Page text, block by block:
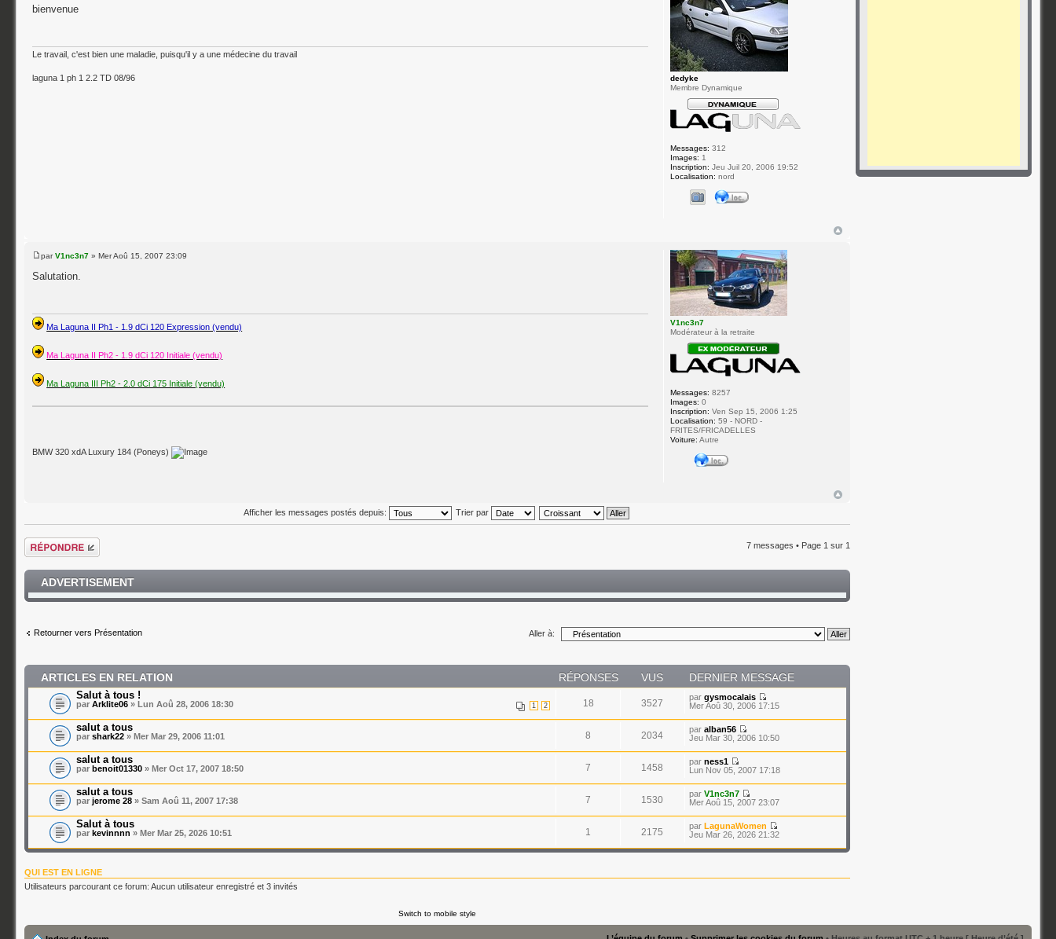
bienvenue
Le travail, c'est bien une maladie, puisqu'il y a une médecine du travail
laguna 1 ph 1 2.2 TD 08/96
dedyke
Membre Dynamique
Messages: 312
Images: 1
Inscription: Jeu Juil 20, 2006 19:52
Localisation: nord
parV1nc3n7 » Mer Aoû 15, 2007 23:09
Salutation.
Ma Laguna II Ph1 - 1.9 dCi 120 Expression (vendu)
Ma Laguna II Ph2 - 1.9 dCi 120 Initiale (vendu)
Ma Laguna III Ph2 - 2.0 dCi 175 Initiale (vendu)
BMW 320 xdA Luxury 184 (Poneys)
V1nc3n7
Modérateur à la retraite
Messages: 8257
Images: 0
Inscription: Ven Sep 15, 2006 1:25
Localisation: 59 - NORD -
FRITES/FRICADELLES
Voiture: Autre
Afficher les messages postés depuis: Trier par
Répondre 7 messages • Page 1 sur 1
ADVERTISEMENT
Retourner vers Présentation Aller à:
ARTICLES EN RELATION RÉPONSES VUS DERNIER MESSAGE
Salut à tous !
1 2
parArklite06 » Lun Aoû 28, 2006 18:30 18 3527
par gysmocalais
Mer Aoû 30, 2006 17:15
salut a tous
parshark22 » Mer Mar 29, 2006 11:01 8 2034
par alban56
Jeu Mar 30, 2006 10:50
salut a tous
par benoit01330 » Mer Oct 17, 2007 18:50 7 1458
par ness1
Lun Nov 05, 2007 17:18
salut a tous
parjerome 28 » Sam Aoû 11, 2007 17:38 7 1530
par V1nc3n7
Mer Aoû 15, 2007 23:07
Salut à tous
par kevinnnn » Mer Mar 25, 2026 10:51 1 2175
par LagunaWomen
Jeu Mar 26, 2026 21:32
QUI EST EN LIGNE
Utilisateurs parcourant ce forum: Aucun utilisateur enregistré et 3 invités
Switch to mobile style